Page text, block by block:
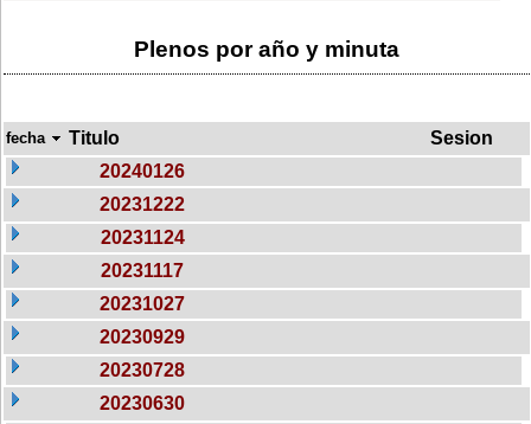
Plenos por año y minuta
fecha Titulo
Sesion
20240126
20231222
20231124
20231117
20231027
20230929
20230728
20230630